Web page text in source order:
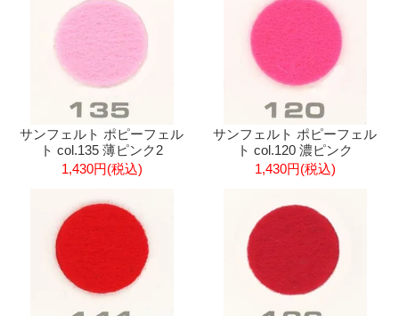
サンフェルト ポピーフェル
ト col.135 薄ピンク2
1,430円(税込)
サンフェルト ポピーフェル
ト col.120 濃ピンク
1,430円(税込)